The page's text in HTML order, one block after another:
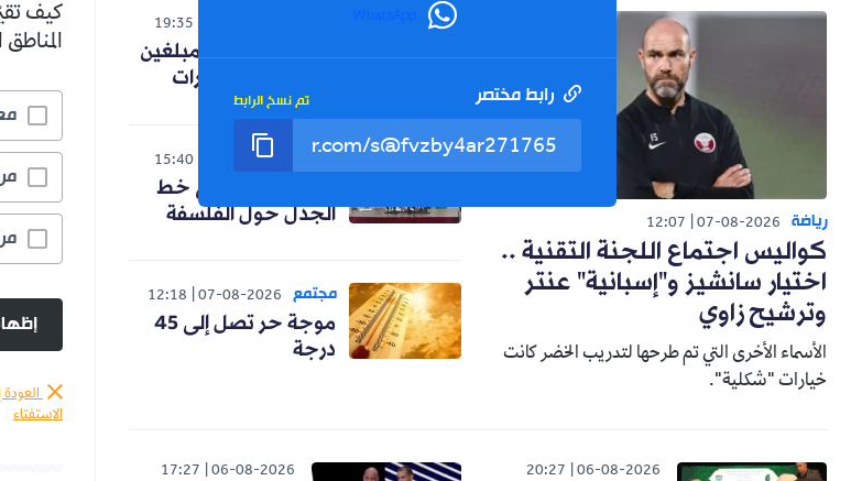
WhatsApp
رابط مختصر تم نسخ الرابط
رياضة 07-08-2026
12:07
كواليس اجتماع اللجنة التقنية ..
اختيار سانشيز و"إسبانية" عنتر
وترشيح زاوي
الأسماء الأخرى التي تم طرحها لتدريب الخضر كانت
خيارات "شكلية".
19:35
تحفيزات مالية للمبلغين
عن جرائم المخدرات
الوطن 06-08-2026
15:40
حنون تدخل على خط
الجدل حول الفلسفة
مجتمع 07-08-2026
12:18
موجة حر تصل إلى 45
درجة
06-08-2026
20:27
06-08-2026
17:27
كيف
العودة
الاستفتاء